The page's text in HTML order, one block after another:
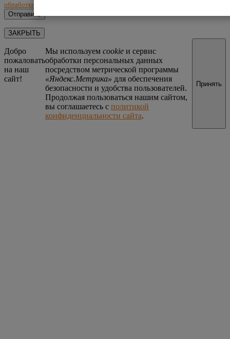
обработки персональных данных
ЗАКРЫТЬ
Добро
пожаловать
на наш
сайт!
Мы используем cookie и сервис
обработки персональных данных
посредством метрической программы
«Яндекс.Метрика» для обеспечения
безопасности и удобства пользователей.
Продолжая пользоваться нашим сайтом,
вы соглашаетесь с политикой
конфиденциальности сайта.
Принять